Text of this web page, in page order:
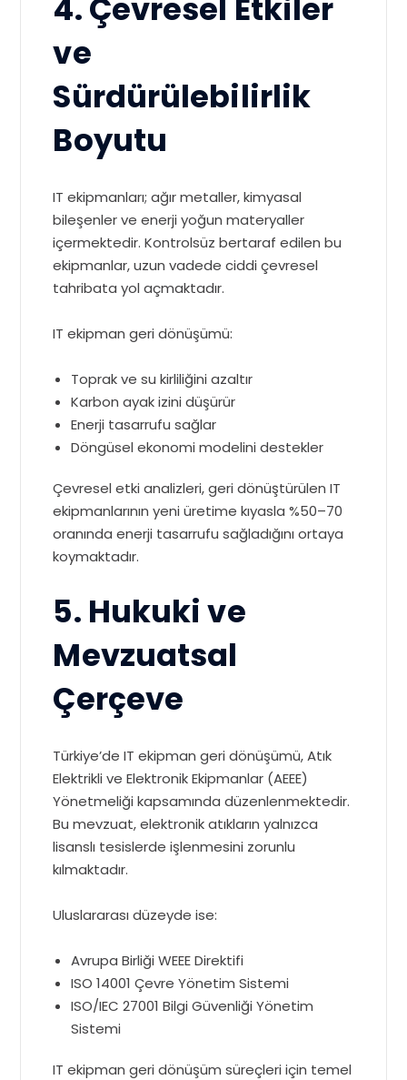
4. Çevresel Etkiler
ve
Sürdürülebilirlik
Boyutu
IT ekipmanları; ağır metaller, kimyasal
bileşenler ve enerji yoğun materyaller
içermektedir. Kontrolsüz bertaraf edilen bu
ekipmanlar, uzun vadede ciddi çevresel
tahribata yol açmaktadır.
IT ekipman geri dönüşümü:
Toprak ve su kirliliğini azaltır
Karbon ayak izini düşürür
Enerji tasarrufu sağlar
Döngüsel ekonomi modelini destekler
Çevresel etki analizleri, geri dönüştürülen IT
ekipmanlarının yeni üretime kıyasla %50–70
oranında enerji tasarrufu sağladığını ortaya
koymaktadır.
5. Hukuki ve
Mevzuatsal
Çerçeve
Türkiye’de IT ekipman geri dönüşümü, Atık
Elektrikli ve Elektronik Ekipmanlar (AEEE)
Yönetmeliği kapsamında düzenlenmektedir.
Bu mevzuat, elektronik atıkların yalnızca
lisanslı tesislerde işlenmesini zorunlu
kılmaktadır.
Uluslararası düzeyde ise:
Avrupa Birliği WEEE Direktifi
ISO 14001 Çevre Yönetim Sistemi
ISO/IEC 27001 Bilgi Güvenliği Yönetim
Sistemi
IT ekipman geri dönüşüm süreçleri için temel